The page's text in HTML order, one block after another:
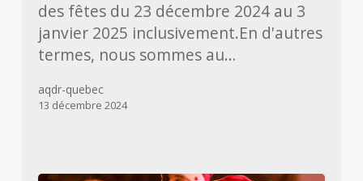
des fêtes du 23 décembre 2024 au 3
janvier 2025 inclusivement.En d'autres
termes, nous sommes au…
aqdr-quebec
13 décembre 2024